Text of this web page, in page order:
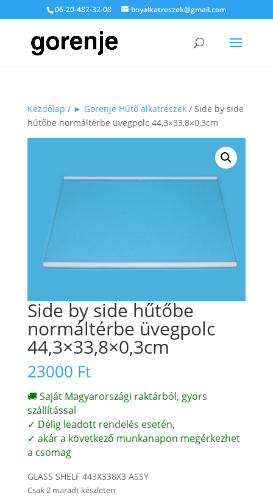
06-20-482-32-08 boyalkatreszek@gmail.com
Kezdőlap / ► Gorenje Hűtő alkatrészek/ Side by side
hűtőbe normáltérbe üvegpolc 44,3×33,8×0,3cm
Side by side hűtőbe
normáltérbe üvegpolc
44,3×33,8×0,3cm
23000 Ft
🚚 Saját Magyarországi raktárból, gyors
szállítással
✓ Délig leadott rendelés esetén,
✓ akár a következő munkanapon megérkezhet
a csomag
GLASS SHELF 443X338X3 ASSY
Csak 2 maradt készleten